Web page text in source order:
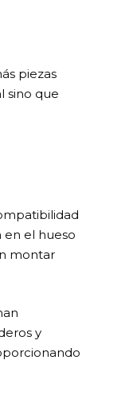
piezas
sino que
en el hueso
montar
y